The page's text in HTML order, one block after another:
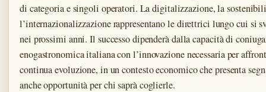
di categoria e singoli operatori. La digitalizzazione, la
l’internazionalizzazione rappresentano le direttrici lungo cui si
nei prossimi anni. Il successo dipenderà dalla capacità di
enogastronomica italiana con l’innovazione necessaria per
continua evoluzione, in un contesto economico che presenta
anche opportunità per chi saprà coglierle.